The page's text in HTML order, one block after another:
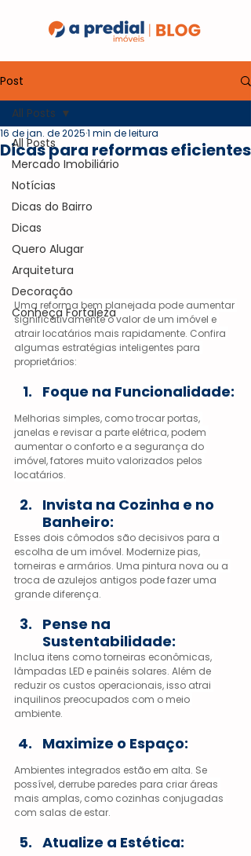
Post
All Posts
Mercado Imobiliário
Notícias
Dicas do Bairro
Dicas
Quero Alugar
Arquitetura
Decoração
Conheça Fortaleza
All Posts
Dicas para reformas eficientes
16 de jan. de 20251 min de leitura
Uma reforma bem planejada pode aumentar
significativamente o valor de um imóvel e
atrair locatários mais rapidamente. Confira
algumas estratégias inteligentes para
proprietários:
Foque na Funcionalidade:
Melhorias simples, como trocar portas,
janelas e revisar a parte elétrica, podem
aumentar o conforto e a segurança do
imóvel, fatores muito valorizados pelos
locatários.
Invista na Cozinha e no
Banheiro:
Esses dois cômodos são decisivos para a
escolha de um imóvel. Modernize pias,
torneiras e armários. Uma pintura nova ou a
troca de azulejos antigos pode fazer uma
grande diferença.
Pense na
Sustentabilidade:
Inclua itens como torneiras econômicas,
lâmpadas LED e painéis solares. Além de
reduzir os custos operacionais, isso atrai
inquilinos preocupados com o meio
ambiente.
Maximize o Espaço:
Ambientes integrados estão em alta. Se
possível, derrube paredes para criar áreas
mais amplas, como cozinhas conjugadas
com salas de estar.
Atualize a Estética: